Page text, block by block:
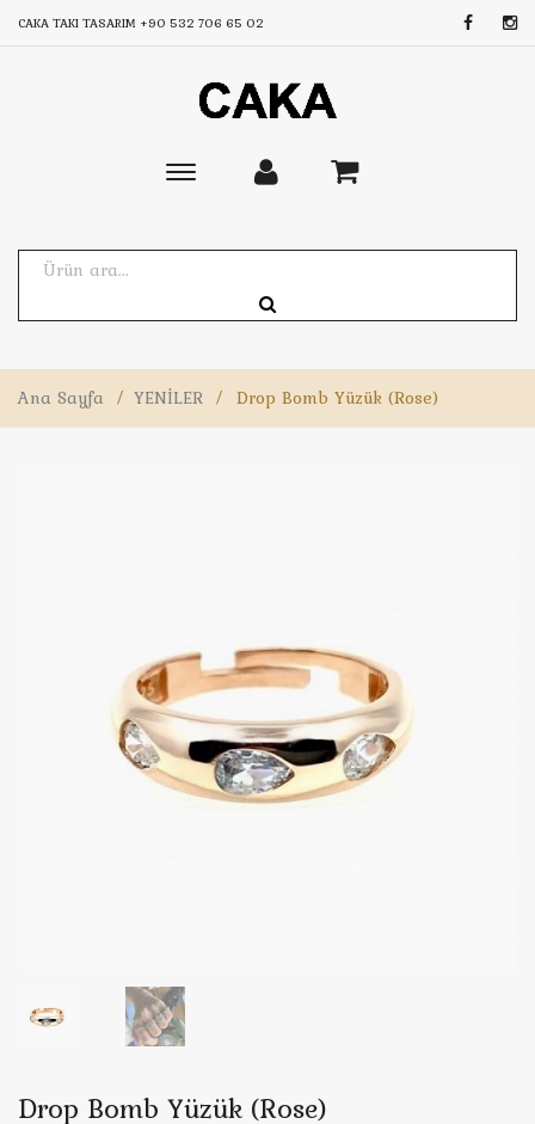
CAKA TAKI TASARIM +90 532 706 65 02
Toggle
Ana Sayfa / YENİLER / Drop Bomb Yüzük (Rose)
Drop Bomb Yüzük (Rose)